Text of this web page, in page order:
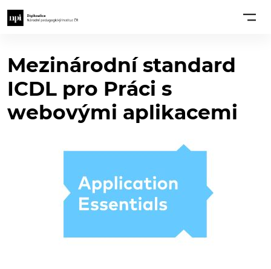
Mezinárodní standard
ICDL pro Práci s
webovými aplikacemi